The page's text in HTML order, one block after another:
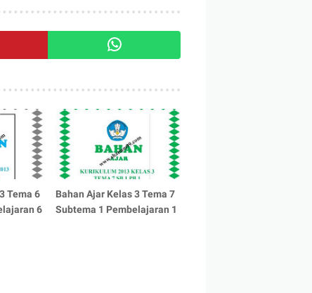
Tema 6
6
Bahan Ajar Kelas 3 Tema 7
Subtema 1 Pembelajaran 1